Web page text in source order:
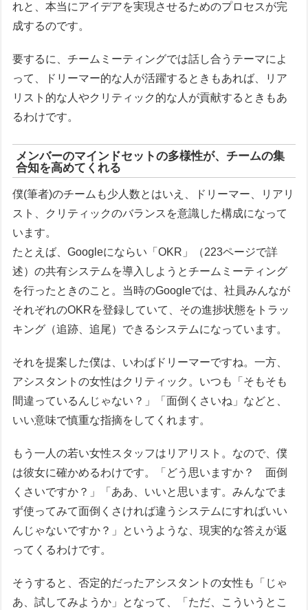
れと、本当にアイデアを実現させるためのプロセスが完
成するのです。
要するに、チームミーティングでは話し合うテーマによ
って、ドリーマー的な人が活躍するときもあれば、リア
リスト的な人やクリティック的な人が貢献するときもあ
るわけです。
メンバーのマインドセットの多様性が、チームの集
合知を高めてくれる
僕(筆者)のチームも少人数とはいえ、ドリーマー、リアリ
スト、クリティックのバランスを意識した構成になって
います。
たとえば、Googleにならい「OKR」（223ページで詳
述）の共有システムを導入しようとチームミーティング
を行ったときのこと。当時のGoogleでは、社員みんなが
それぞれのOKRを登録していて、その進捗状態をトラッ
キング（追跡、追尾）できるシステムになっています。
それを提案した僕は、いわばドリーマーですね。一方、
アシスタントの女性はクリティック。いつも「そもそも
間違っているんじゃない？」「面倒くさいね」などと、
いい意味で慎重な指摘をしてくれます。
もう一人の若い女性スタッフはリアリスト。なので、僕
は彼女に確かめるわけです。「どう思いますか？ 面倒
くさいですか？」「ああ、いいと思います。みんなでま
ず使ってみて面倒くさければ違うシステムにすればいい
んじゃないですか？」というような、現実的な答えが返
ってくるわけです。
そうすると、否定的だったアシスタントの女性も「じゃ
あ、試してみようか」となって、「ただ、こういうとこ